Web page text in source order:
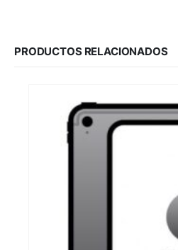
PRODUCTOS RELACIONADOS